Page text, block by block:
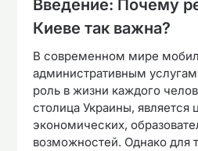
Введение: Почему
Киеве так важна?
В современном мире
административным
роль в жизни каждого
столица Украины, является
экономических,
возможностей. Однако для